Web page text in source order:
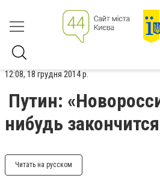
12:08, 18 грудня 2014 р.
Путин:
нибудь
Читать на русском